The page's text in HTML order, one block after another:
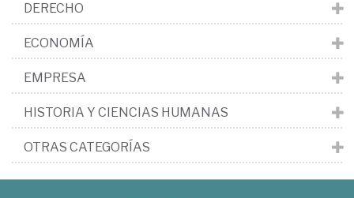
DERECHO
ECONOMÍA
EMPRESA
HISTORIA Y CIENCIAS HUMANAS
OTRAS CATEGORÍAS